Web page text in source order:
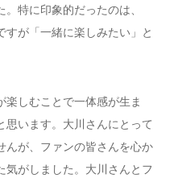
特に印象的だったのは、
すが「一緒に楽しみたい」と
しむことで一体感が生ま
います。大川さんにとって
んが、ファンの皆さんを心か
気がしました。大川さんとフ